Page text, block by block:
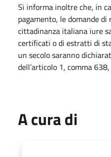
Si informa inoltre che, in
pagamento, le domande
cittadinanza italiana iure
certificati o di estratti di
un secolo saranno
dell’articolo 1, comma
A cura di